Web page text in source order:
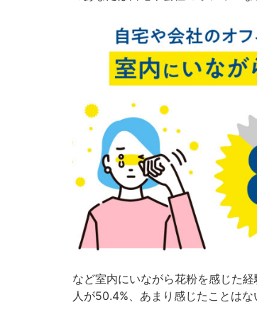
など室内にいながら花粉を感じた
人が50.4%、あまり感じたことは